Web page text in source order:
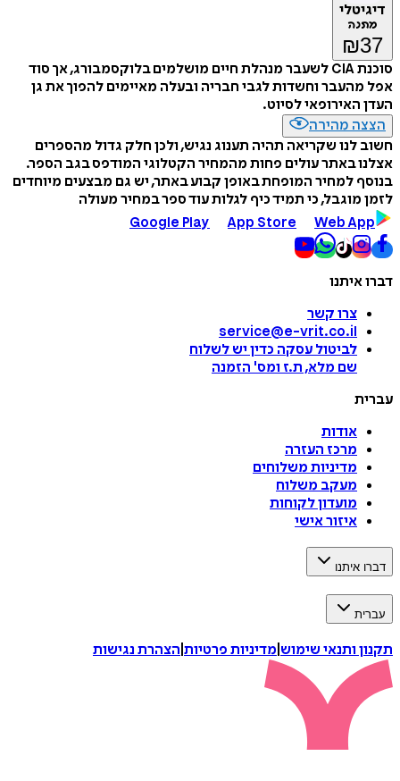
דיגיטלי
מתנה
₪37
סוכנת CIA לשעבר מנהלת חיים מושלמים בלוקסמבורג, אך סוד
אפל מהעבר וחשדות לגבי חבריה ובעלה מאיימים להפוך את גן
העדן האירופאי לסיוט.
הצצה מהירה
חשוב לנו שקריאה תהיה תענוג נגיש, ולכן חלק גדול מהספרים
אצלנו באתר עולים פחות מהמחיר הקטלוגי המודפס בגב הספר.
בנוסף למחיר המופחת באופן קבוע באתר, יש גם מבצעים מיוחדים
לזמן מוגבל, כי תמיד כיף לגלות עוד ספר במחיר מעולה
Google Play
App Store Web App
דברו איתנו
צרו קשר
service@e-vrit.co.il
לביטול עסקה כדין יש לשלוח
שם מלא, ת.ז ומס' הזמנה
עברית
אודות
מרכז העזרה
מדיניות משלוחים
מעקב משלוח
מועדון לקוחות
איזור אישי
דברו איתנו
עברית
תקנון ותנאי שימוש מדיניות פרטיות הצהרת נגישות